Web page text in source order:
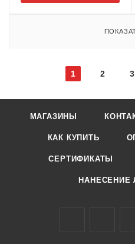
1 2 3
МАГАЗИНЫ
КАК КУПИТЬ
СЕРТИФИКАТЫ
НАНЕСЕНИЕ